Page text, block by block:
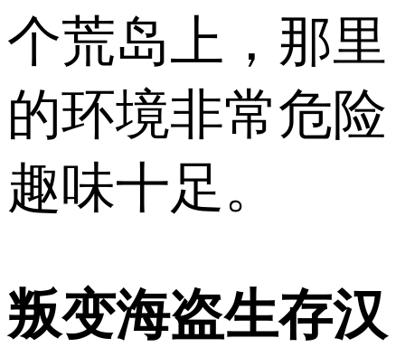
个荒岛上，那里
的环境非常危险
趣味十足。
叛变海盗生存汉